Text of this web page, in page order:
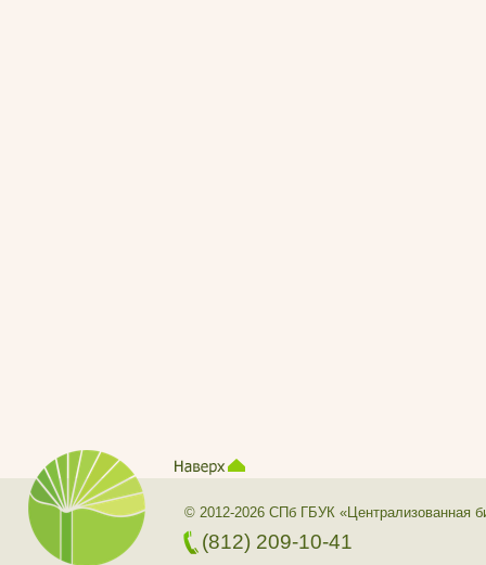
© 2012-2026 СПб ГБУК «Централизованная
(812) 209-10-41